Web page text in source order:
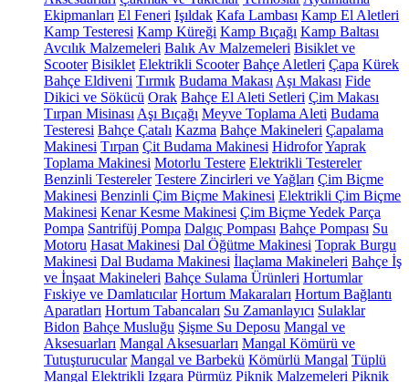
Ekipmanları El Feneri Işıldak Kafa Lambası Kamp El Aletleri
Kamp Testeresi Kamp Küreği Kamp Bıçağı Kamp Baltası
Avcılık Malzemeleri Balık Av Malzemeleri Bisiklet ve
Scooter Bisiklet Elektrikli Scooter Bahçe Aletleri Çapa Kürek
Bahçe Eldiveni Tırmık Budama Makası Aşı Makası Fide
Dikici ve Sökücü Orak Bahçe El Aleti Setleri Çim Makası
Tırpan Misinası Aşı Bıçağı Meyve Toplama Aleti Budama
Testeresi Bahçe Çatalı Kazma Bahçe Makineleri Çapalama
Makinesi Tırpan Çit Budama Makinesi HidroforYaprak
Toplama Makinesi Motorlu Testere Elektrikli Testereler
Benzinli Testereler Testere Zincirleri ve Yağları Çim Biçme
Makinesi Benzinli Çim Biçme Makinesi Elektrikli Çim Biçme
Makinesi Kenar Kesme Makinesi Çim Biçme Yedek Parça
Pompa Santrifüj Pompa Dalgıç Pompası Bahçe Pompası Su
Motoru Hasat Makinesi Dal Öğütme Makinesi Toprak Burgu
Makinesi Dal Budama Makinesi İlaçlama Makineleri Bahçe İş
ve İnşaat Makineleri Bahçe Sulama Ürünleri Hortumlar
Fıskiye ve Damlatıcılar Hortum Makaraları Hortum Bağlantı
Aparatları Hortum Tabancaları Su Zamanlayıcı Sulaklar
Bidon Bahçe Musluğu Şişme Su Deposu Mangal ve
Aksesuarları Mangal Aksesuarları Mangal Kömürü ve
Tutuşturucular Mangal ve Barbekü Kömürlü Mangal Tüplü
Mangal Elektrikli Izgara Pürmüz Piknik Malzemeleri Piknik